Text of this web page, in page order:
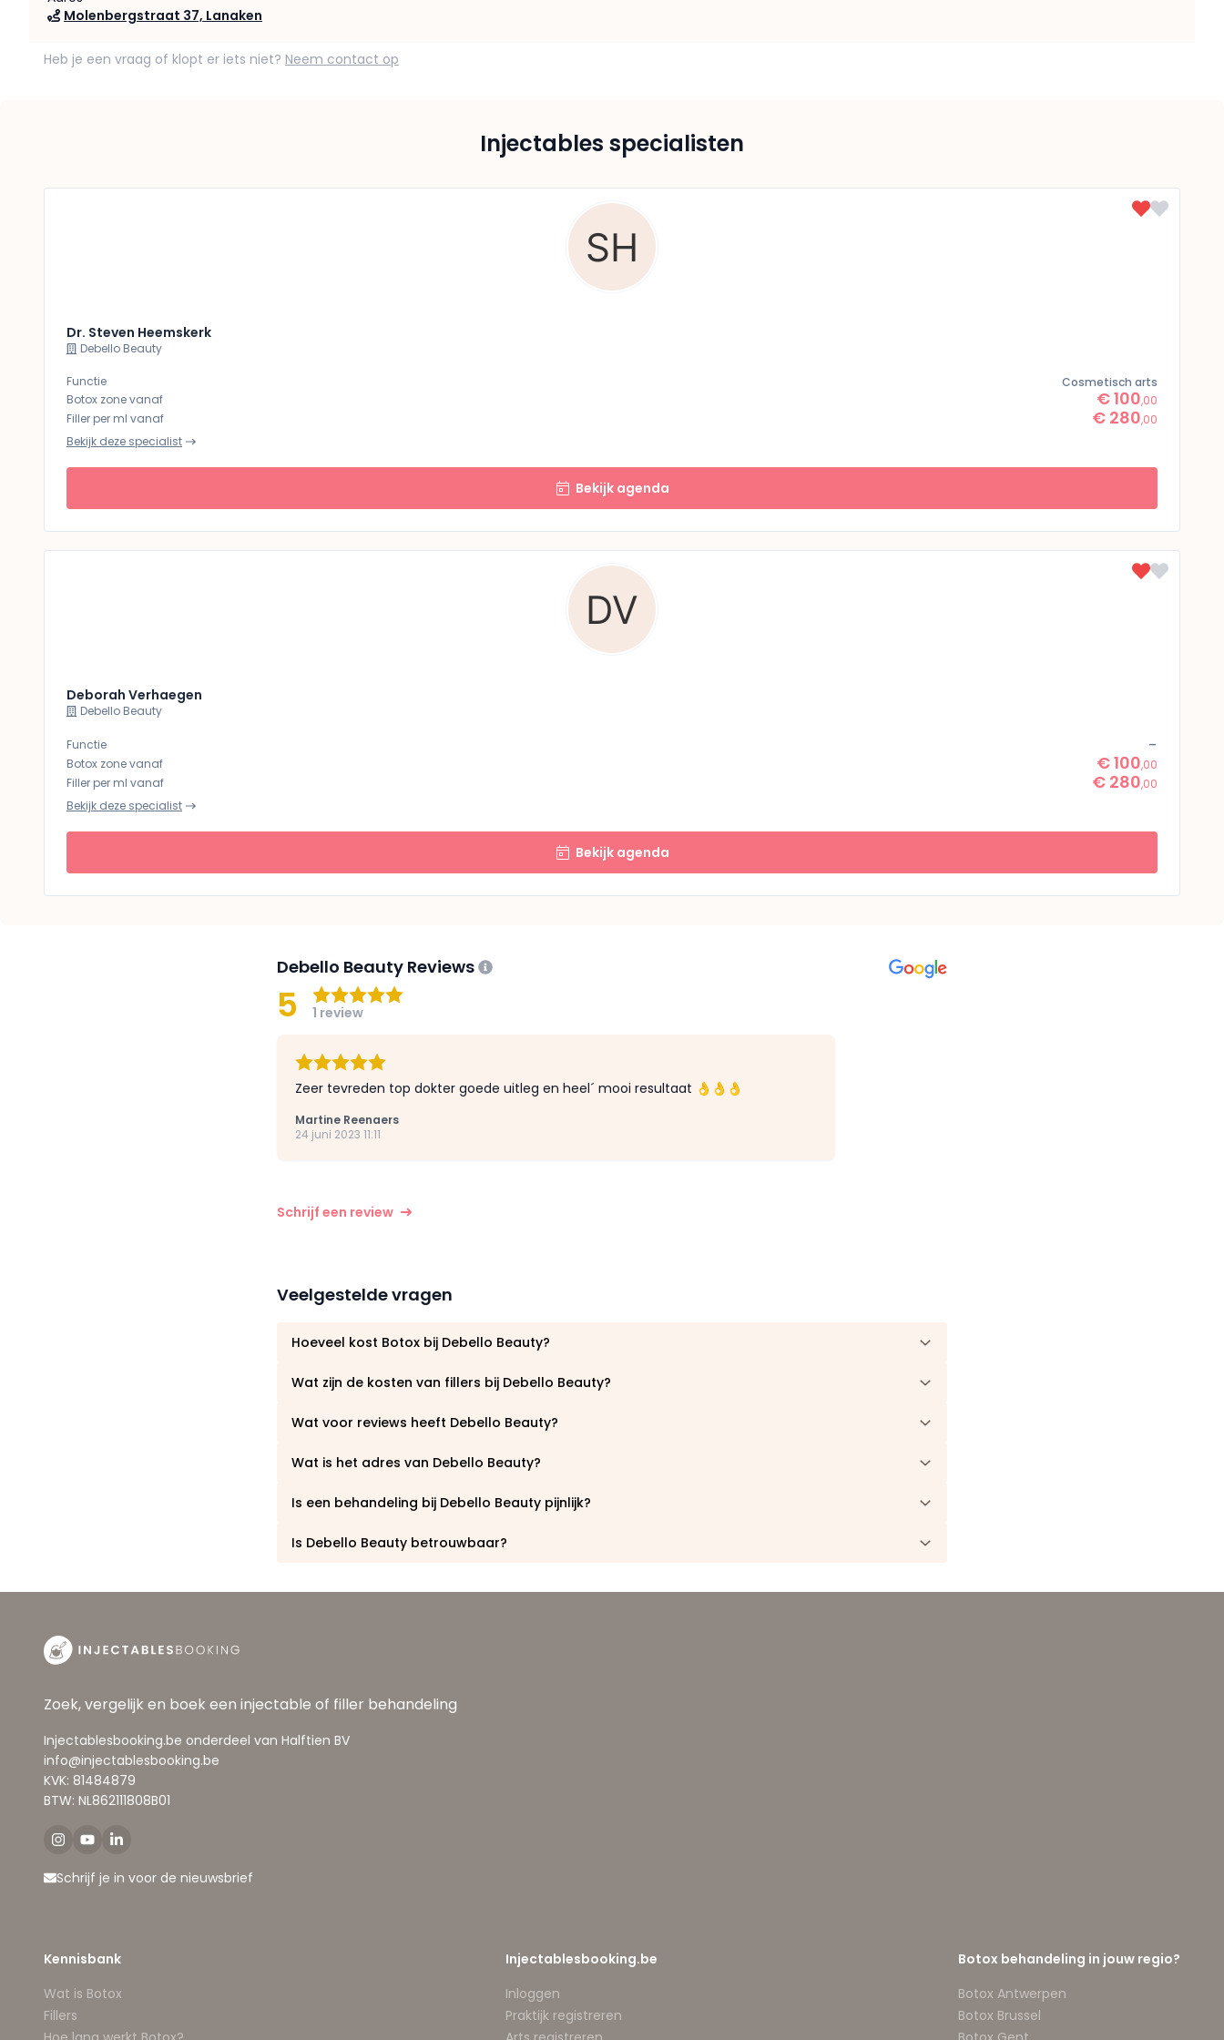
Molenbergstraat 37, Lanaken
Heb je een vraag of klopt er iets niet? Neem contact op
Injectables specialisten
Dr. Steven Heemskerk
Debello Beauty
Functie
Cosmetisch arts
Botox zone vanaf
€ 100,00
Filler per ml vanaf
€ 280,00
Bekijk deze specialist
Bekijk agenda
Deborah Verhaegen
Debello Beauty
Functie -
Botox zone vanaf € 100,00
Filler per ml vanaf
€ 280,00
Bekijk deze specialist
Bekijk agenda
Debello Beauty Reviews
5 1 review
Zeer tevreden top dokter goede uitleg en heel´ mooi resultaat 👌👌👌
Martine Reenaers
24 juni 2023 11:11
Schrijf een review
Veelgestelde vragen
Hoeveel kost Botox bij Debello Beauty?
Wat zijn de kosten van fillers bij Debello Beauty?
Wat voor reviews heeft Debello Beauty?
Wat is het adres van Debello Beauty?
Is een behandeling bij Debello Beauty pijnlijk?
Is Debello Beauty betrouwbaar?
Zoek, vergelijk en boek een injectable of filler behandeling
Injectablesbooking.be onderdeel van Halftien BV
info@injectablesbooking.be
KVK: 81484879
BTW: NL862111808B01
Schrijf je in voor de nieuwsbrief
Kennisbank
Wat is Botox
Fillers
Injectablesbooking.be
Inloggen
Praktijk registreren
Botox behandeling in jouw regio?
Botox Antwerpen
Botox Brussel